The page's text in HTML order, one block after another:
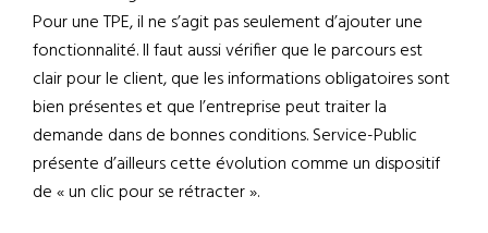
Pour une TPE, il ne s’agit pas seulement d’ajouter une
fonctionnalité. Il faut aussi vérifier que le parcours est
clair pour le client, que les informations obligatoires sont
bien présentes et que l’entreprise peut traiter la
demande dans de bonnes conditions. Service-Public
présente d’ailleurs cette évolution comme un dispositif
de « un clic pour se rétracter ».